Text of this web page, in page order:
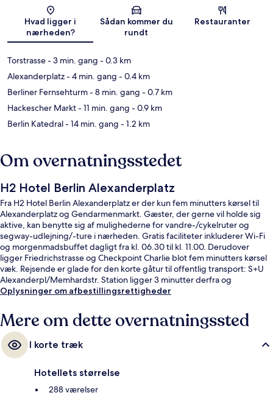
Kort
Hvad ligger i
nærheden?
Sådan kommer du
rundt
Restauranter
Torstrasse- 3 min. gang - 0.3 km
Alexanderplatz- 4 min. gang - 0.4 km
Berliner Fernsehturm- 8 min. gang - 0.7 km
Hackescher Markt- 11 min. gang - 0.9 km
Berlin Katedral- 14 min. gang - 1.2 km
Om overnatningsstedet
H2 Hotel Berlin Alexanderplatz
Fra H2 Hotel Berlin Alexanderplatz er der kun fem minutters kørsel til
Alexanderplatz og Gendarmenmarkt. Gæster, der gerne vil holde sig
aktive, kan benytte sig af mulighederne for vandre-/cykelruter og
segway-udlejning/-ture i nærheden. Gratis faciliteter inkluderer Wi-Fi
og morgenmadsbuffet dagligt fra kl. 06.30 til kl. 11.00. Derudover
ligger Friedrichstrasse og Checkpoint Charlie blot fem minutters kørsel
væk. Rejsende er glade for den korte gåtur til offentlig transport: S+U
Alexanderpl/Memhardstr. Station ligger 3 minutter derfra og
Mollstraße-Prenzlauer Allee Station 4 minutter væk.
Oplysninger om afbestillingsrettigheder
Mere om dette overnatningssted
I korte træk
Hotellets størrelse
288 værelser